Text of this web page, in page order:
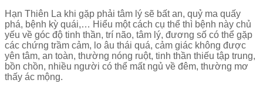
Hạn Thiên La khi gặp phải tâm lý sẽ bất an, quỷ ma quấy
phá, bệnh kỳ quái,… Hiểu một cách cụ thể thì bệnh này chủ
yếu về góc độ tinh thần, trí não, tâm lý, đương số có thể gặp
các chứng trầm cảm, lo âu thái quá, cảm giác không được
yên tâm, an toàn, thường nóng ruột, tinh thần thiếu tập trung,
bồn chồn, nhiều người có thể mất ngủ về đêm, thường mơ
thấy ác mộng.